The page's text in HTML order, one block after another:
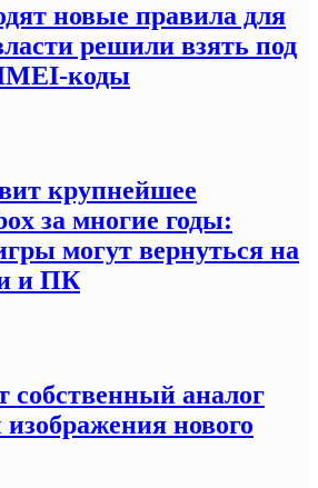
новые правила для
решили взять под
коды
крупнейшее
за многие годы:
могут вернуться на
и ПК
собственный аналог
нового